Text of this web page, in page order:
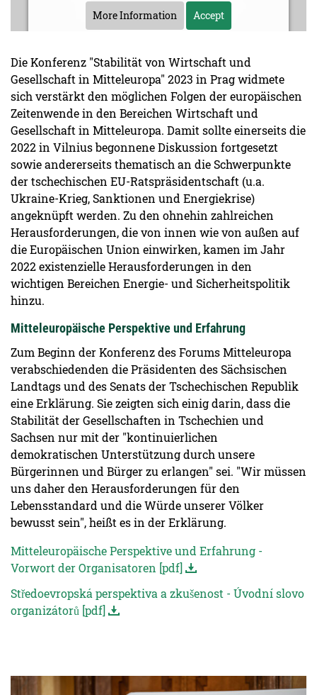
More Information Accept
Die Konferenz "Stabilität von Wirtschaft und
Gesellschaft in Mitteleuropa" 2023 in Prag widmete
sich verstärkt den möglichen Folgen der europäischen
Zeitenwende in den Bereichen Wirtschaft und
Gesellschaft in Mitteleuropa. Damit sollte einerseits die
2022 in Vilnius begonnene Diskussion fortgesetzt
sowie andererseits thematisch an die Schwerpunkte
der tschechischen EU-Ratspräsidentschaft (u.a.
Ukraine-Krieg, Sanktionen und Energiekrise)
angeknüpft werden. Zu den ohnehin zahlreichen
Herausforderungen, die von innen wie von außen auf
die Europäischen Union einwirken, kamen im Jahr
2022 existenzielle Herausforderungen in den
wichtigen Bereichen Energie- und Sicherheitspolitik
hinzu.
Mitteleuropäische Perspektive und Erfahrung
Zum Beginn der Konferenz des Forums Mitteleuropa
verabschiedenden die Präsidenten des Sächsischen
Landtags und des Senats der Tschechischen Republik
eine Erklärung. Sie zeigten sich einig darin, dass die
Stabilität der Gesellschaften in Tschechien und
Sachsen nur mit der "kontinuierlichen
demokratischen Unterstützung durch unsere
Bürgerinnen und Bürger zu erlangen" sei. "Wir müssen
uns daher den Herausforderungen für den
Lebensstandard und die Würde unserer Völker
bewusst sein", heißt es in der Erklärung.
Mitteleuropäische Perspektive und Erfahrung -
Vorwort der Organisatoren [pdf]
Středoevropská perspektiva a zkušenost - Úvodní slovo
organizátorů [pdf]